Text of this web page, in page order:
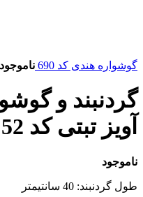
گوشواره هندی کد 690 ناموجود
گردنبند و
آویز تبتی کد 52
ناموجود
طول گردنبند: 40 سانتیمتر